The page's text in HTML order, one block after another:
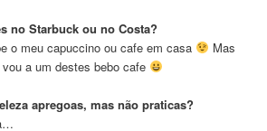
no Starbuck ou no Costa?
o meu capuccino ou cafe em casa
Mas
a um destes bebo cafe
apregoas, mas não praticas?